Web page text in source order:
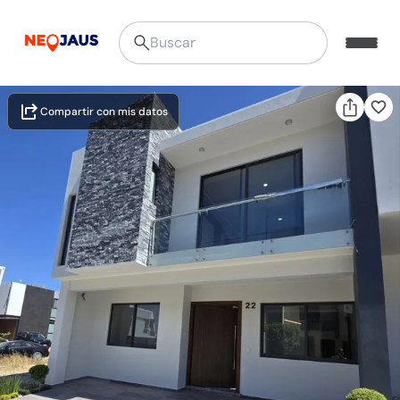
Compartir con mis datos